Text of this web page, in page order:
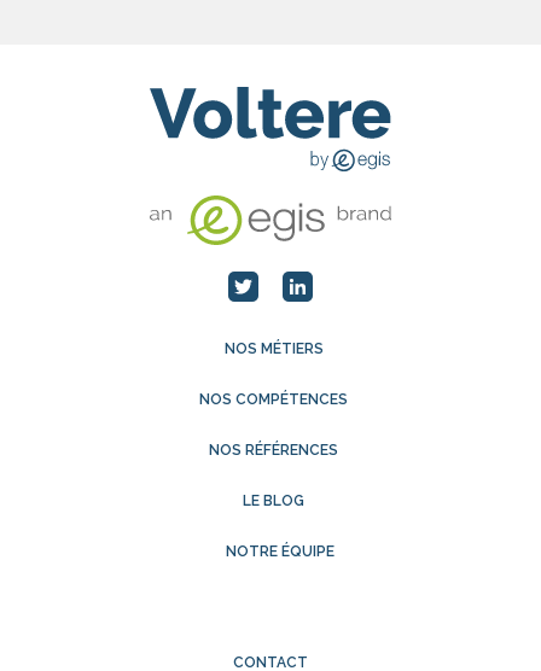
NOS MÉTIERS
NOS COMPÉTENCES
NOS RÉFÉRENCES
LE BLOG
NOTRE ÉQUIPE
CONTACT